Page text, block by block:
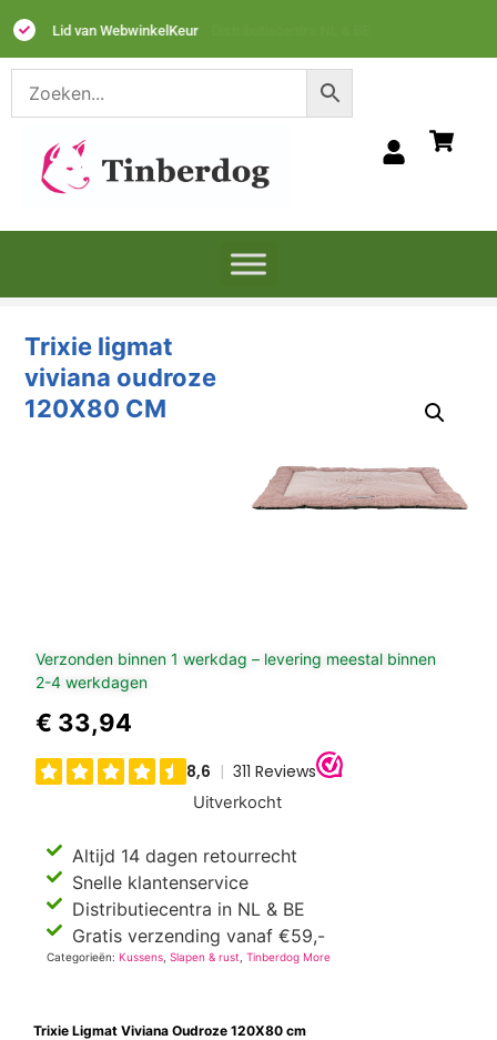
Lid van WebwinkelKeur
Trixie ligmat
viviana oudroze
120X80 CM
Verzonden binnen 1 werkdag – levering meestal binnen
2-4 werkdagen
€ 33,94
Uitverkocht
Altijd 14 dagen retourrecht
Snelle klantenservice
Distributiecentra in NL & BE
Gratis verzending vanaf €59,-
Categorieën:Kussens ,Slapen & rust ,Tinberdog More
Trixie Ligmat Viviana Oudroze 120X80 cm